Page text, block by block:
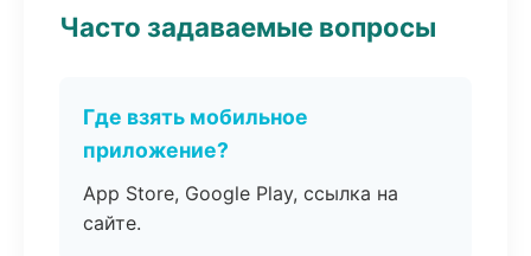
Часто задаваемые вопросы
Где взять мобильное
приложение?
App Store, Google Play, ссылка на
сайте.